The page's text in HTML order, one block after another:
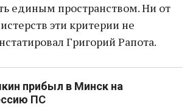
единым пространством. Ни от
эти критерии не
Григорий Рапота.
прибыл в Минск на
ПС